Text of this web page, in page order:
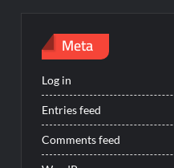
Meta
Log in
Entries feed
Comments feed